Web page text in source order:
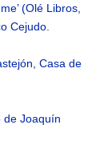
(Olé Libros,
Cejudo.
Casa de
de Joaquín